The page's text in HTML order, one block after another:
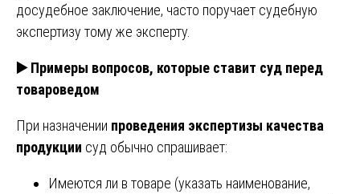
досудебное заключение, часто поручает судебную
экспертизу тому же эксперту.
▶️Примеры вопросов, которые ставит суд перед
товароведом
При назначении проведения экспертизы качества
продукции суд обычно спрашивает:
Имеются ли в товаре (указать наименование,